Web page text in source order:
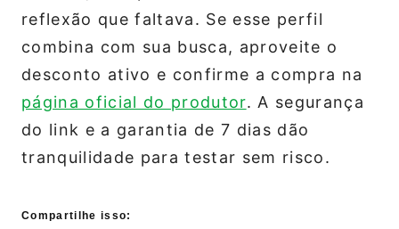
reflexão que faltava. Se esse perfil
combina com sua busca, aproveite o
desconto ativo e confirme a compra na
página oficial do produtor. A segurança
do link e a garantia de 7 dias dão
tranquilidade para testar sem risco.
Compartilhe isso: